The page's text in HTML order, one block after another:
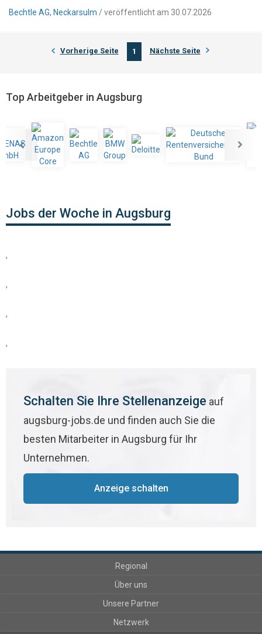
Bechtle AG, Neckarsulm / veröffentlicht am 30.07.2026
Vorherige Seite 1 Nächste Seite
Top Arbeitgeber in Augsburg
Jobs der Woche in Augsburg
,
,
,
,
Schalten Sie Ihre Stellenanzeige auf
augsburg-jobs.de und finden auch Sie die
besten Mitarbeiter in Augsburg für Ihr
Unternehmen.
Anzeige schalten
Regional
Über uns
Unsere Partner
Netzwerk